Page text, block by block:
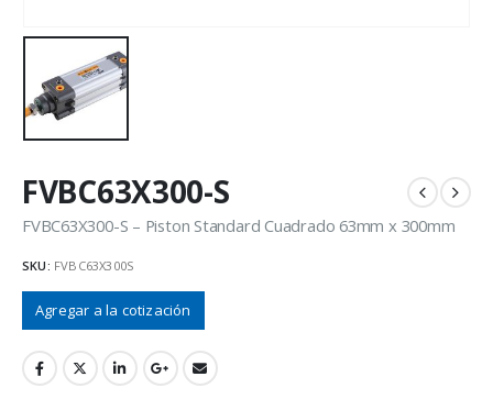
FVBC63X300-S
FVBC63X300-S – Piston Standard Cuadrado 63mm x 300mm
SKU: FVBC63X300S
Agregar a la cotización